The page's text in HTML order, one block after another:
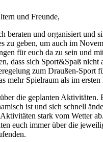
und Freunde,
beraten und organisiert und
zu geben, um auch im
für euch da zu sein und
dass sich Sport&Spaß nicht
zum Draußen-Sport
mehr Spielraum als im
die geplanten Aktivitäten.
ist und sich schnell
stark vom Wetter
euch immer über die